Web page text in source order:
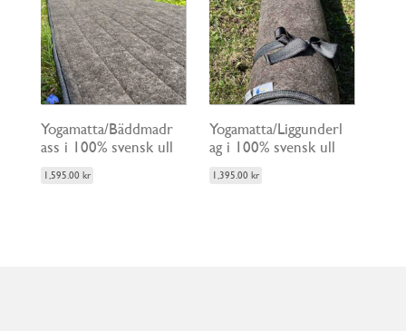
Yogamatta/Bäddmadr
ass i 100% svensk ull
1,595.00 kr
Yogamatta/Liggunderl
ag i 100% svensk ull
1,395.00kr